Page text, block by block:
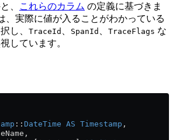
、
これらのカラム の定義に基づきま
、実際に値が入ることがわかっている
し、 TraceId SpanId TraceFlags な
しています。
:: DateTime AS Timestamp ,